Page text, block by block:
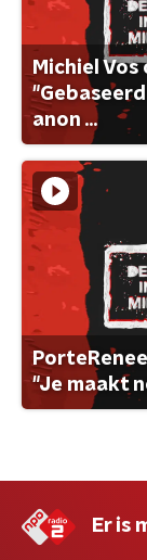
Michiel Vos
anon ...
"Je maakt
Er is